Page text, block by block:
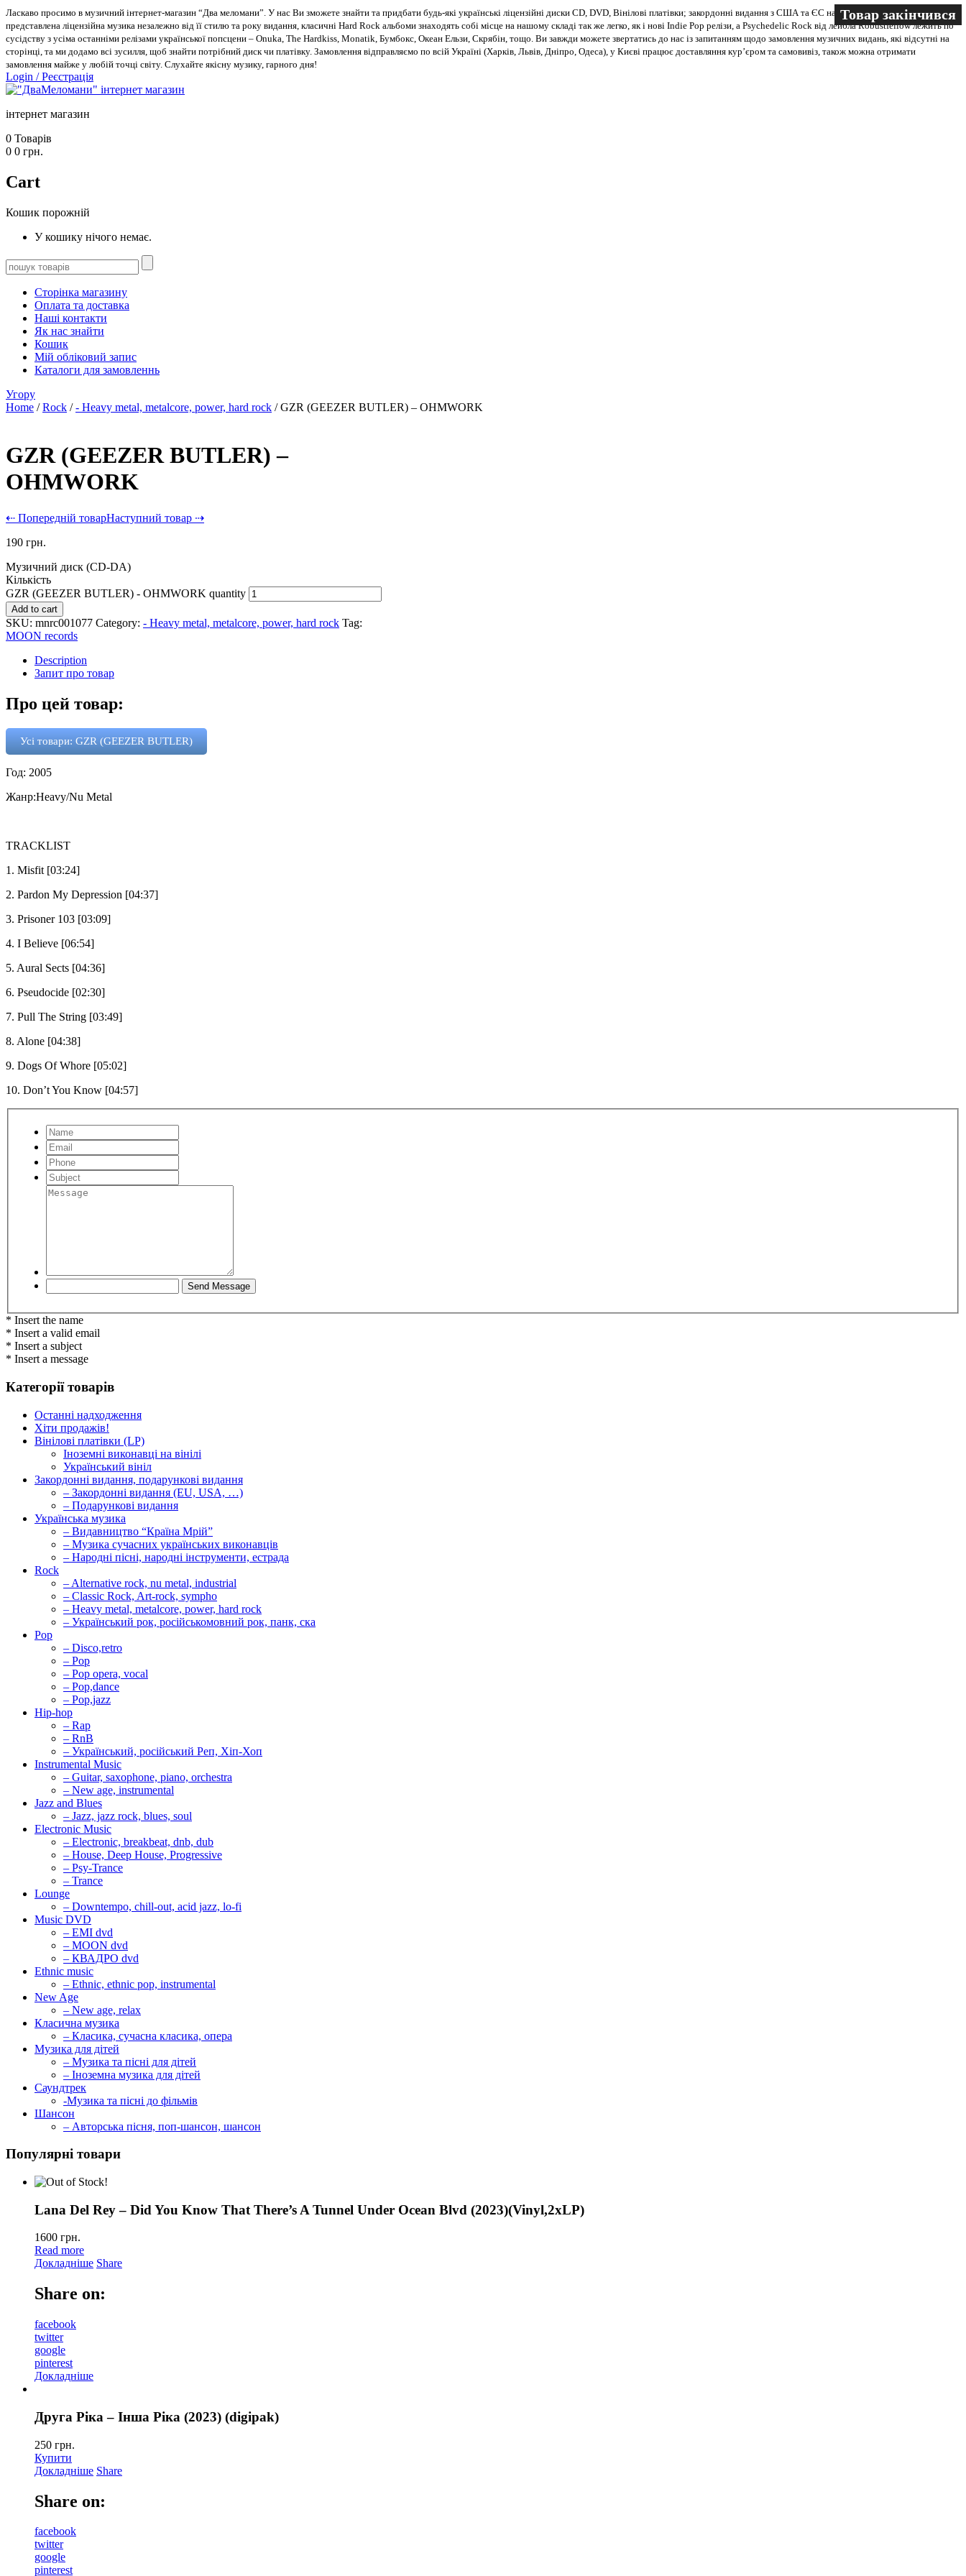
Ласкаво просимо в музичний інтернет-магазин “Два меломани”. У нас Ви зможете знайти та придбати будь-які українські ліцензійні диски CD, DVD, Вінілові платівки; закордонні видання з США та ЄС на всіх носіях. В магазині
представлена ліцензійна музика незалежно від її стилю та року видання, класичні Hard Rock альбоми знаходять собі місце на нашому складі так же легко, як і нові Indie Pop релізи, а Psychedelic Rock від лейбла Robustfellow лежить по
сусідству з усіма останніми релізами української попсцени – Onuka, The Hardkiss, Monatik, Бумбокс, Океан Ельзи, Скрябін, тощо. Ви завжди можете звертатись до нас із запитанням щодо замовлення музичних видань, які відсутні на
сторінці, та ми додамо всі зусилля, щоб знайти потрібний диск чи платівку. Замовлення відправляємо по всій Україні (Харків, Львів, Дніпро, Одеса), у Києві працює доставляння кур’єром та самовивіз, також можна отримати
замовлення майже у любій точці світу. Слухайте якісну музику, гарного дня!
Login /Реєстрація
інтернет магазин
0 Товарів
0 0 грн.
Cart
Кошик порожній
У кошику нічого немає.
Сторінка магазину
Оплата та доставка
Наші контакти
Як нас знайти
Кошик
Мій обліковий запис
Каталоги для замовленнь
Угору
Home /Rock /- Heavy metal, metalcore, power, hard rock / GZR (GEEZER BUTLER) – OHMWORK
GZR (GEEZER BUTLER) –
OHMWORK
⇠ Попередній товарНаступний товар ⇢
190 грн.
Музичний диск (CD-DA)
Кількість
GZR (GEEZER BUTLER) - OHMWORK quantity
Add to cart
SKU: mnrc001077 Category: - Heavy metal, metalcore, power, hard rock Tag:
MOON records
Description
Запит про товар
Про цей товар:
Усі товари: GZR (GEEZER BUTLER)
Год: 2005
Жанр:Heavy/Nu Metal
TRACKLIST
1. Misfit [03:24]
2. Pardon My Depression [04:37]
3. Prisoner 103 [03:09]
4. I Believe [06:54]
5. Aural Sects [04:36]
6. Pseudocide [02:30]
7. Pull The String [03:49]
8. Alone [04:38]
9. Dogs Of Whore [05:02]
10. Don’t You Know [04:57]
* Insert the name
* Insert a valid email
* Insert a subject
* Insert a message
Категорії товарів
Останні надходження
Хіти продажів!
Вінілові платівки (LP)
Іноземні виконавці на вінілі
Український вініл
Закордонні видання, подарункові видання
– Закордонні видання (EU, USA, …)
– Подарункові видання
Українська музика
– Видавництво “Країна Мрій”
– Музика сучасних українських виконавців
– Народні пісні, народні інструменти, естрада
Rock
– Alternative rock, nu metal, industrial
– Classic Rock, Art-rock, sympho
– Heavy metal, metalcore, power, hard rock
– Український рок, російськомовний рок, панк, ска
Pop
– Disco,retro
– Pop
– Pop opera, vocal
– Pop,dance
– Pop,jazz
Hip-hop
– Rap
– RnB
– Український, російський Реп, Хіп-Хоп
Instrumental Music
– Guitar, saxophone, piano, orchestra
– New age, instrumental
Jazz and Blues
– Jazz, jazz rock, blues, soul
Electronic Music
– Electronic, breakbeat, dnb, dub
– House, Deep House, Progressive
– Psy-Trance
– Trance
Lounge
– Downtempo, chill-out, acid jazz, lo-fi
Music DVD
– EMI dvd
– MOON dvd
– КВАДРО dvd
Ethnic music
– Ethnic, ethnic pop, instrumental
New Age
– New age, relax
Класична музика
– Класика, сучасна класика, опера
Музика для дітей
– Музика та пісні для дітей
– Іноземна музика для дітей
Саундтрек
-Музика та пісні до фільмів
Шансон
– Авторська пісня, поп-шансон, шансон
Популярні товари
Товар закінчився
Lana Del Rey – Did You Know That There’s A Tunnel Under Ocean Blvd (2023)(Vinyl,2xLP)
1600 грн.
Read more
Докладніше Share
Share on:
facebook
twitter
google
pinterest
Докладніше
Друга Ріка – Інша Ріка (2023) (digipak)
250 грн.
Купити
Докладніше Share
Share on:
facebook
twitter
google
pinterest
Товар закінчився